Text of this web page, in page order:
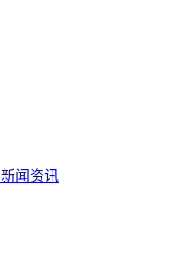
新闻资讯